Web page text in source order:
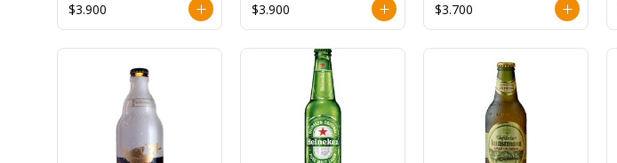
$3.900 $3.900 $3.700